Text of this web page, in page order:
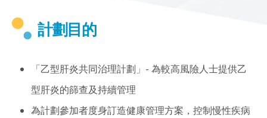
計劃目的
「乙型肝炎共同治理計劃」- 為較高風險人士提供乙
型肝炎的篩查及持續管理
為計劃參加者度身訂造健康管理方案，控制慢性疾病